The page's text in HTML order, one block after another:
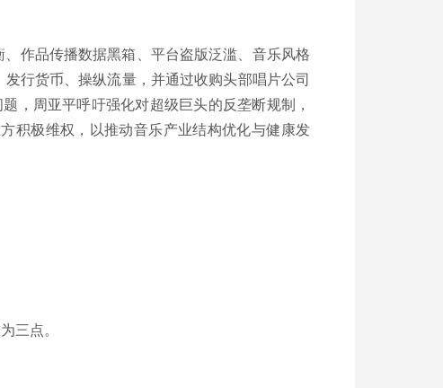
作品传播数据黑箱、平台盗版泛滥、音乐风格
行货币、操纵流量，并通过收购头部唱片公司
，周亚平呼吁强化对超级巨头的反垄断规制，
积极维权，以推动音乐产业结构优化与健康发
三点。